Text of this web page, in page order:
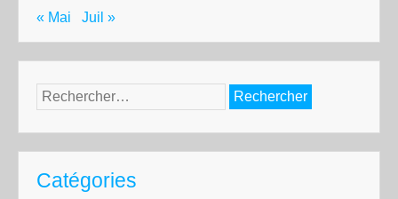
« Mai Juil »
Rechercher :
Catégories